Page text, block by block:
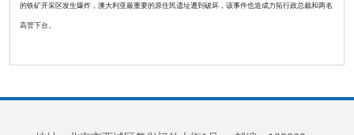
的铁矿开采区发生爆炸，澳大利亚最重要的原住民遗址遭到破坏，该事件也造成力拓行政总裁和两名
高管下台。